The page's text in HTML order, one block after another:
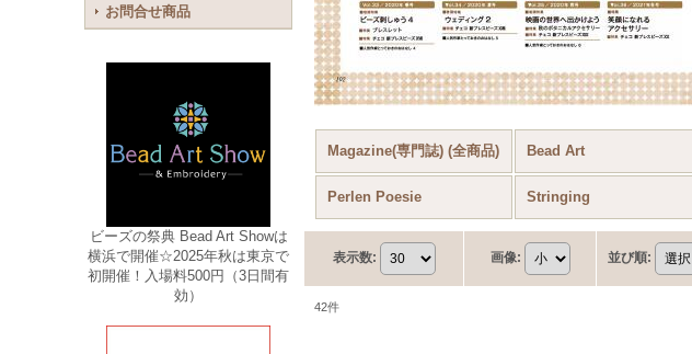
お問合せ商品
ビーズの祭典 Bead Art Showは
横浜で開催☆2025年秋は東京で
初開催！入場料500円（3日間有
効）
Magazine(専門誌) (全商品) Bead Art
Perlen Poesie Stringing
表示数: 画像: 並び順:
42件